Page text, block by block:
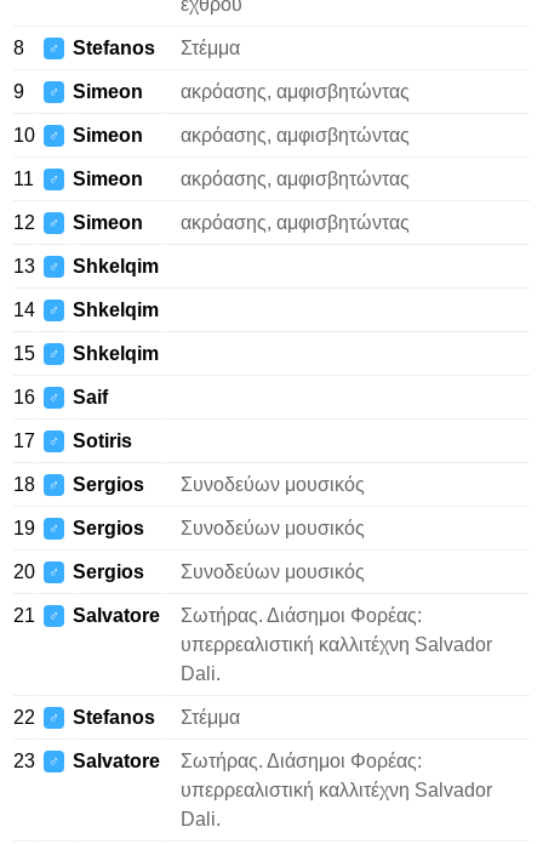
εχθρού
8 ♂ Stefanos Στέμμα
9 ♂ Simeon ακρόασης, αμφισβητώντας
10 ♂ Simeon ακρόασης, αμφισβητώντας
11 ♂ Simeon ακρόασης, αμφισβητώντας
12 ♂ Simeon ακρόασης, αμφισβητώντας
13 ♂ Shkelqim
14 ♂ Shkelqim
15 ♂ Shkelqim
16 ♂ Saif
17 ♂ Sotiris
18 ♂ Sergios Συνοδεύων μουσικός
19 ♂ Sergios Συνοδεύων μουσικός
20 ♂ Sergios Συνοδεύων μουσικός
21 ♂ Salvatore
Σωτήρας. Διάσημοι Φορέας:
υπερρεαλιστική καλλιτέχνη Salvador
Dali.
22 ♂ Stefanos Στέμμα
23 ♂ Salvatore
Σωτήρας. Διάσημοι Φορέας:
υπερρεαλιστική καλλιτέχνη Salvador
Dali.